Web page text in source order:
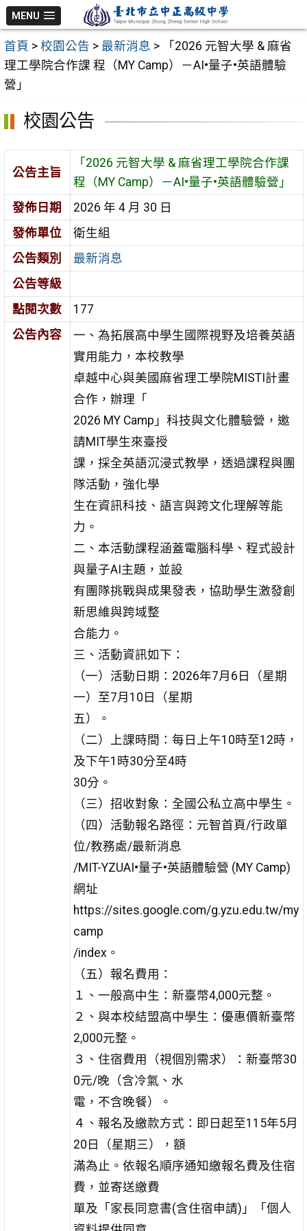
跳
至
主
要
內
MENU
首頁 > 校園公告 > 最新消息 >
「2026 元智大學 & 麻省
理工學院合作課 程（MY Camp）－AI•量子•英語體驗
營」
校園公告
公告主旨
「2026 元智大學 & 麻省理工學院合作課
程（MY Camp）－AI•量子•英語體驗營」
發佈日期
2026 年 4 月 30 日
發佈單位
衛生組
公告類別
最新消息
公告等級
點閱次數
177
公告內容
一、為拓展高中學生國際視野及培養英語
實用能力，本校教學
卓越中心與美國麻省理工學院MISTI計畫
合作，辦理「
2026 MY Camp」科技與文化體驗營，邀
請MIT學生來臺授
課，採全英語沉浸式教學，透過課程與團
隊活動，強化學
生在資訊科技、語言與跨文化理解等能
力。
二、本活動課程涵蓋電腦科學、程式設計
與量子AI主題，並設
有團隊挑戰與成果發表，協助學生激發創
新思維與跨域整
合能力。
三、活動資訊如下：
（一）活動日期：2026年7月6日（星期
一）至7月10日（星期
五）。
（二）上課時間：每日上午10時至12時，
及下午1時30分至4時
30分。
（三）招收對象：全國公私立高中學生。
（四）活動報名路徑：元智首頁/行政單
位/教務處/最新消息
/MIT-YZUAI•量子•英語體驗營 (MY Camp)
網址
https://sites.google.com/g.yzu.edu.tw/my
camp
/index。
（五）報名費用：
１、一般高中生：新臺幣4,000元整。
２、與本校結盟高中學生：優惠價新臺幣
2,000元整。
３、住宿費用（視個別需求）：新臺幣30
0元/晚（含冷氣、水
電，不含晚餐）。
４、報名及繳款方式：即日起至115年5月
20日（星期三），額
滿為止。依報名順序通知繳報名費及住宿
費，並寄送繳費
單及「家長同意書(含住宿申請)」「個人